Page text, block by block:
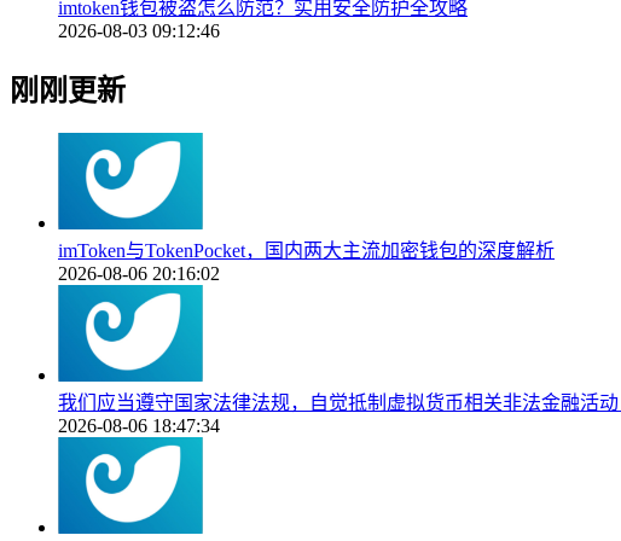
imtoken钱包被盗怎么防范？实用安全防护全攻略
2026-08-03 09:12:46
刚刚更新
imToken与TokenPocket，国内两大主流加密钱包的深度解析
2026-08-06 20:16:02
我们应当遵守国家法律法规，自觉抵制虚拟货币相关非法金融活
2026-08-06 18:47:34